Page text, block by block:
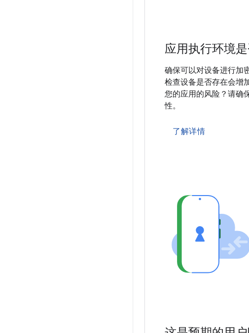
应用执行环境
确保可以对设备进行加
检查设备是否存在会增
您的应用的风险？请确
性。
了解详情